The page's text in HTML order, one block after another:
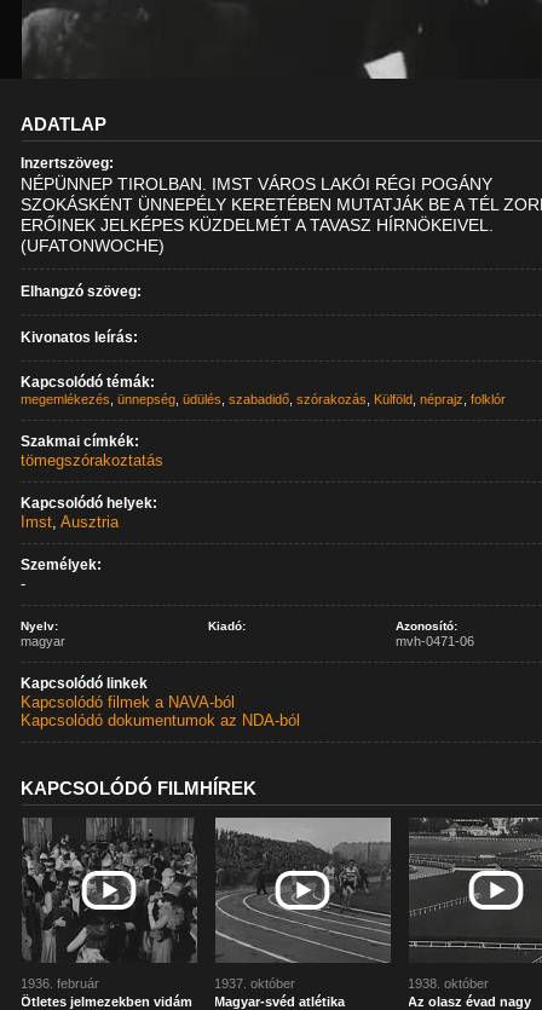
ADATLAP
Inzertszöveg:
NÉPÜNNEP TIROLBAN. IMST VÁROS LAKÓI RÉGI POGÁNY
SZOKÁSKÉNT ÜNNEPÉLY KERETÉBEN MUTATJÁK BE A TÉL
ERŐINEK JELKÉPES KÜZDELMÉT A TAVASZ HÍRNÖKEIVEL.
(UFATONWOCHE)
Elhangzó szöveg:
Kivonatos leírás:
Kapcsolódó témák:
megemlékezés ,ünnepség ,üdülés ,szabadidő ,szórakozás Külföld ,néprajz ,folklór
Szakmai címkék:
tömegszórakoztatás
Kapcsolódó helyek:
Imst,Ausztria
Személyek:
-
Nyelv:
magyar
Kiadó: Azonosító:
mvh-0471-06
Kapcsolódó linkek
Kapcsolódó filmek a NAVA-ból
Kapcsolódó dokumentumok az NDA-ból
KAPCSOLÓDÓ FILMHÍREK
1936. február
Ötletes jelmezekben vidám
1937. október
Magyar-svéd atlétika
1938. október
Az olasz évad nagy